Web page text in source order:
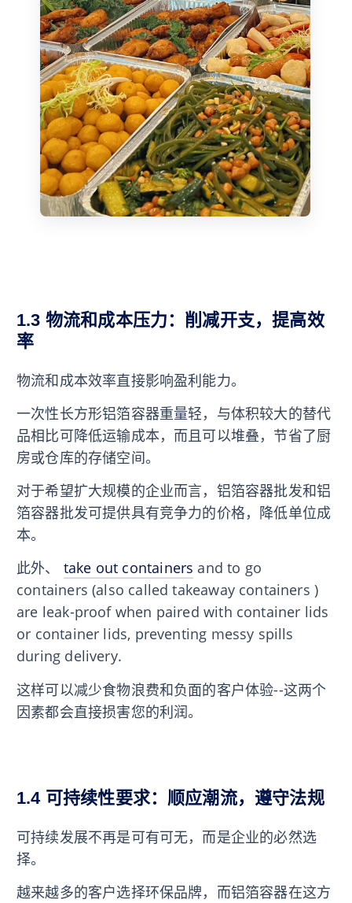
1.3 物流和成本压力：削减开支，提高效
率
物流和成本效率直接影响盈利能力。
一次性长方形铝箔容器重量轻，与体积较大的替代
品相比可降低运输成本，而且可以堆叠，节省了厨
房或仓库的存储空间。
对于希望扩大规模的企业而言，铝箔容器批发和铝
箔容器批发可提供具有竞争力的价格，降低单位成
本。
此外、 take out containers and to go
containers (also called takeaway containers )
are leak-proof when paired with container lids
or container lids, preventing messy spills
during delivery.
这样可以减少食物浪费和负面的客户体验--这两个
因素都会直接损害您的利润。
1.4 可持续性要求：顺应潮流，遵守法规
可持续发展不再是可有可无，而是企业的必然选
择。
越来越多的客户选择环保品牌，而铝箔容器在这方